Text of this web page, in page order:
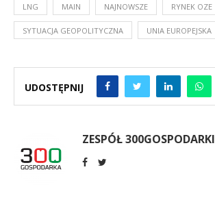
LNG MAIN NAJNOWSZE RYNEK OZE
SYTUACJA GEOPOLITYCZNA UNIA EUROPEJSKA
UDOSTĘPNIJ
ZESPÓŁ 300GOSPODARKI